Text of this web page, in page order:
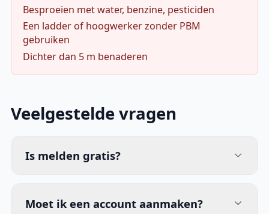
Besproeien met water, benzine, pesticiden
Een ladder of hoogwerker zonder PBM
gebruiken
Dichter dan 5 m benaderen
Veelgestelde vragen
Is melden gratis?
Moet ik een account aanmaken?